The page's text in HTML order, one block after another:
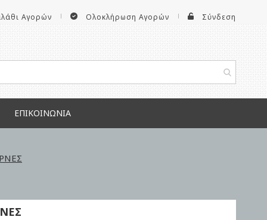
Αγορών Ολοκλήρωση Αγορών Σύνδεση
ΕΠΙΚΟΙΝΩΝΊΑ